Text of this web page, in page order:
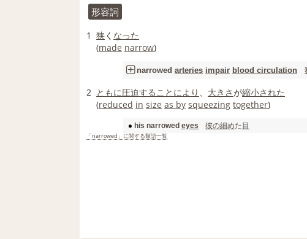
形容詞
1 狭く なった
(made narrow)
narrowed arteries impair blood circulation
2 ともに圧迫すること により 大きさが縮小された
(reduced in size as by squeezing together)
his narrowed eyes 彼の細めた目
「narrowed」に関する類語一覧